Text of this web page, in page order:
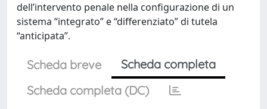
dell’intervento penale nella configurazione di un
sistema “integrato” e “differenziato” di tutela
“anticipata”.
Scheda breve
Scheda completa
Scheda completa (DC)